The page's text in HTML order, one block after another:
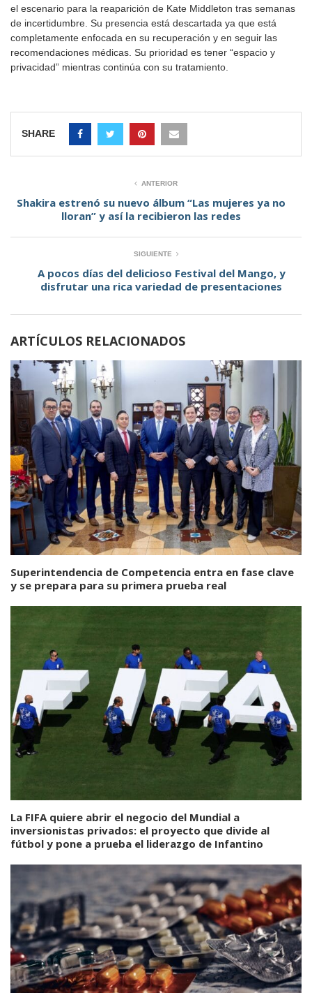
el escenario para la reaparición de Kate Middleton tras semanas
de incertidumbre. Su presencia está descartada ya que está
completamente enfocada en su recuperación y en seguir las
recomendaciones médicas. Su prioridad es tener “espacio y
privacidad” mientras continúa con su tratamiento.
SHARE
ANTERIOR
Shakira estrenó su nuevo álbum “Las mujeres ya no
lloran” y así la recibieron las redes
SIGUIENTE
A pocos días del delicioso Festival del Mango, y
disfrutar una rica variedad de presentaciones
ARTÍCULOS RELACIONADOS
Superintendencia de Competencia entra en fase clave
y se prepara para su primera prueba real
La FIFA quiere abrir el negocio del Mundial a
inversionistas privados: el proyecto que divide al
fútbol y pone a prueba el liderazgo de Infantino